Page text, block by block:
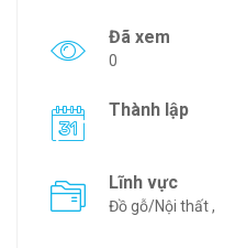
Đã xem
0
Thành lập
Lĩnh vực
Đồ gỗ/Nội thất ,